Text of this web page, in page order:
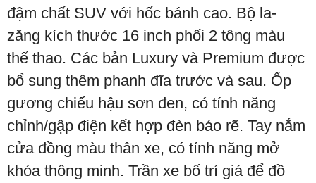
đậm chất SUV với hốc bánh cao. Bộ la-
zăng kích thước 16 inch phối 2 tông màu
thể thao. Các bản Luxury và Premium được
bổ sung thêm phanh đĩa trước và sau. Ốp
gương chiếu hậu sơn đen, có tính năng
chỉnh/gập điện kết hợp đèn báo rẽ. Tay nắm
cửa đồng màu thân xe, có tính năng mở
khóa thông minh. Trần xe bố trí giá để đồ